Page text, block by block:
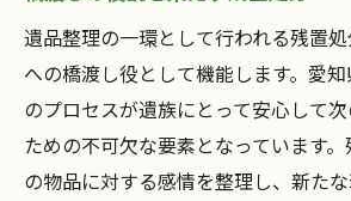
遺品整理の一環として行われる残置
への橋渡し役として機能します。愛
のプロセスが遺族にとって安心して
ための不可欠な要素となっています
の物品に対する感情を整理し、新た